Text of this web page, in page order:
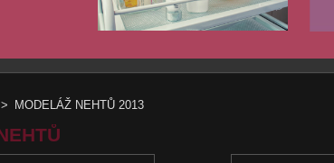
> MODELÁŽ NEHTŮ 2013